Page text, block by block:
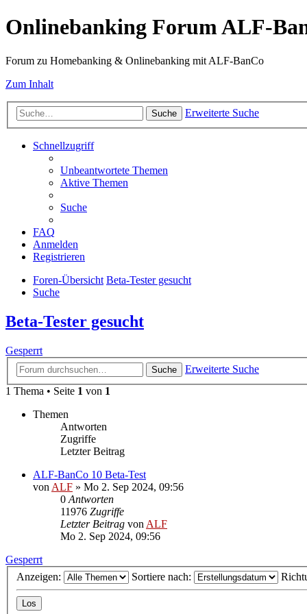
Onlinebanking Forum ALF-
Forum zu Homebanking & Onlinebanking mit ALF-BanCo
Zum Inhalt
Suche Erweiterte Suche
Schnellzugriff
Unbeantwortete Themen
Aktive Themen
Suche
FAQ
Anmelden
Registrieren
Foren-Übersicht Beta-Tester gesucht
Suche
Beta-Tester gesucht
Gesperrt
Suche
Erweiterte Suche
1 Thema • Seite 1 von 1
Themen
Antworten
Zugriffe
Letzter Beitrag
ALF-BanCo 10 Beta-Test
von ALF » Mo 2. Sep 2024, 09:56
0 Antworten
11976 Zugriffe
Letzter Beitrag von ALF
Mo 2. Sep 2024, 09:56
Gesperrt
Anzeigen:
Sortiere nach: